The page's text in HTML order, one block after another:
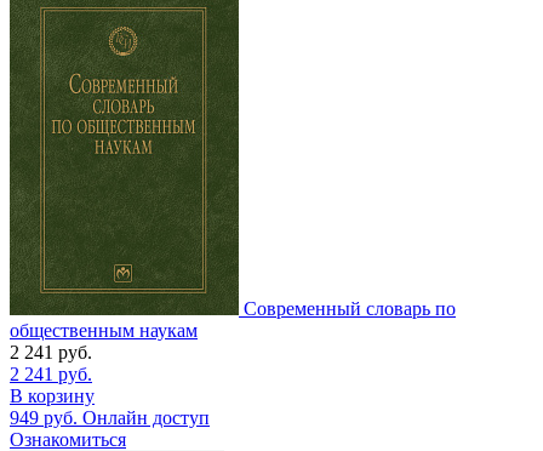
Современный словарь по
общественным наукам
2 241 руб.
2 241 руб.
В корзину
949 руб. Онлайн доступ
Ознакомиться